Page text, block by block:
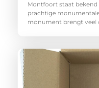
Montfoort staat
prachtige
monument brengt veel